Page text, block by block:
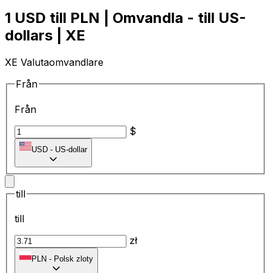
1 USD till PLN | Omvandla - till US-
dollars | XE
XE Valutaomvandlare
Från
Från
$
USD - US-dollar
till
till
zł
PLN - Polsk zloty